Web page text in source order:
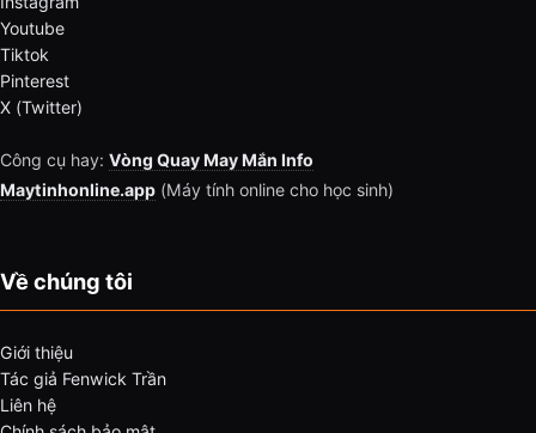
Youtube
Tiktok
Pinterest
X (Twitter)
Công cụ hay: Vòng Quay May Mắn Info
Maytinhonline.app (Máy tính online cho học sinh)
Về chúng tôi
Giới thiệu
Tác giả Fenwick Trần
Liên hệ